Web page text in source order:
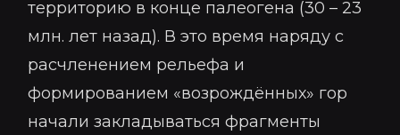
территорию в конце палеогена (30 – 23
млн. лет назад). В это время наряду с
расчленением рельефа и
формированием «возрождённых» гор
начали закладываться фрагменты